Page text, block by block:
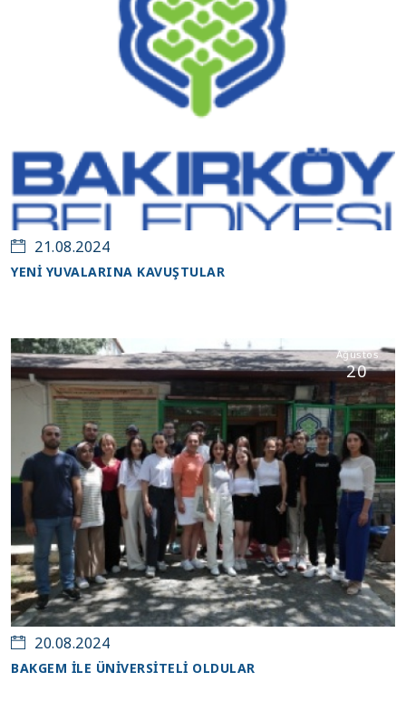
21.08.2024
YENİ YUVALARINA KAVUŞTULAR
Ağustos
20
20.08.2024
BAKGEM İLE ÜNİVERSİTELİ OLDULAR